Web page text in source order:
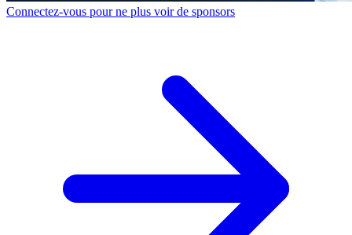
Connectez-vous pour ne plus voir de sponsors